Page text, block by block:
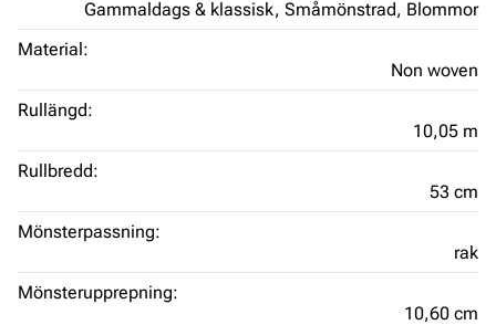
Gammaldags & klassisk, Småmönstrad, Blommor
Material:
Non woven
Rullängd:
10,05 m
Rullbredd:
53 cm
Mönsterpassning:
rak
Mönsterupprepning:
10,60 cm